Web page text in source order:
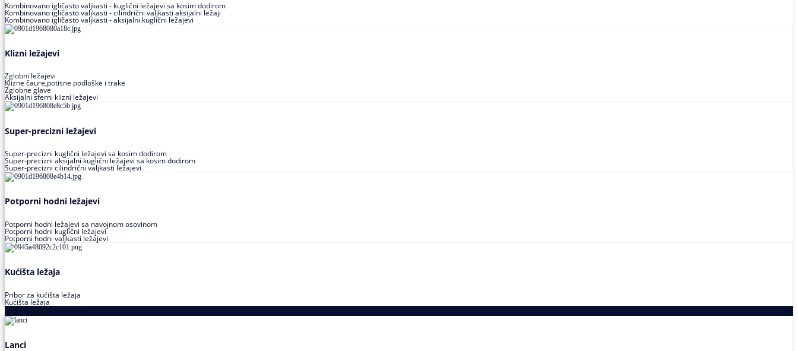
Kombinovano igličasto valjkasti - kuglični ležajevi sa kosim dodirom
Kombinovano igličasto valjkasti - cilindrični valjkasti aksijalni ležaji
Kombinovano igličasto valjkasti - aksijalni kuglični ležajevi
Klizni ležajevi
Zglobni ležajevi
Klizne čaure,potisne podloške i trake
Zglobne glave
Aksijalni sferni klizni ležajevi
Super-precizni ležajevi
Super-precizni kuglični ležajevi sa kosim dodirom
Super-precizni aksijalni kuglični ležajevi sa kosim dodirom
Super-precizni cilindrični valjkasti ležajevi
Potporni hodni ležajevi
Potporni hodni ležajevi sa navojnom osovinom
Potporni hodni kuglični ležajevi
Potporni hodni valjkasti ležajevi
Kućišta ležaja
Pribor za kućišta ležaja
Kućišta ležaja
Lanci